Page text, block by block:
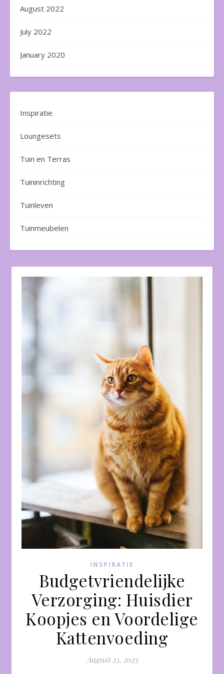
August 2022
July 2022
January 2020
Inspiratie
Loungesets
Tuin en Terras
Tuininrichting
Tuinleven
Tuinmeubelen
INSPIRATIE
Budgetvriendelijke
Verzorging: Huisdier
Koopjes en Voordelige
Kattenvoeding
August 23, 2023